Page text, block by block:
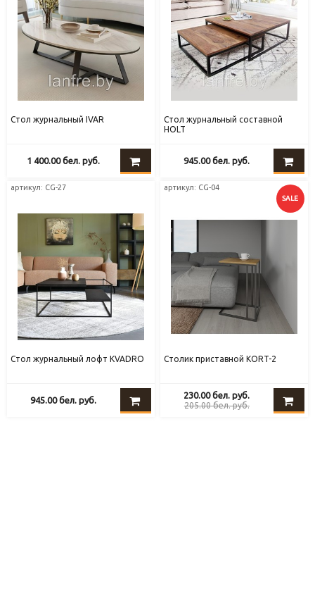
Стол журнальный IVAR
1 400.00бел. руб.
Стол журнальный составной
HOLT
945.00бел. руб.
артикул: CG-27
Стол журнальный лофт KVADRO
945.00бел. руб.
артикул: CG-04
SALE
Столик приставной KORT-2
230.00бел. руб.
205.00бел. руб.